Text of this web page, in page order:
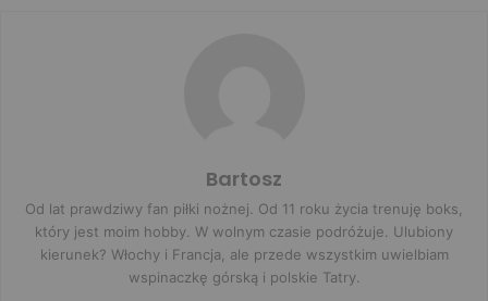
Bartosz
Od lat prawdziwy fan piłki nożnej. Od 11 roku życia trenuję boks,
który jest moim hobby. W wolnym czasie podróżuje. Ulubiony
kierunek? Włochy i Francja, ale przede wszystkim uwielbiam
wspinaczkę górską i polskie Tatry.